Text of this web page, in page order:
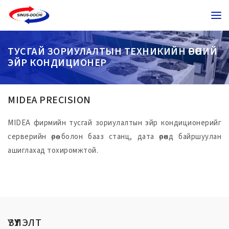
ТУСГАЙ ЗОРИУЛАЛТЫН ТЕХНИКИЙН ӨРӨӨНИЙ
ЭЙР КОНДИЦИОНЕР
MIDEA PRECISION
MIDEA фирмийн тусгай зориулалтын эйр кондиционерийг
серверийн өрөө болон бааз станц, дата өрөөнд байршуулан
ашиглахад тохиромжтой.
ҮЗҮҮЛЭЛТ